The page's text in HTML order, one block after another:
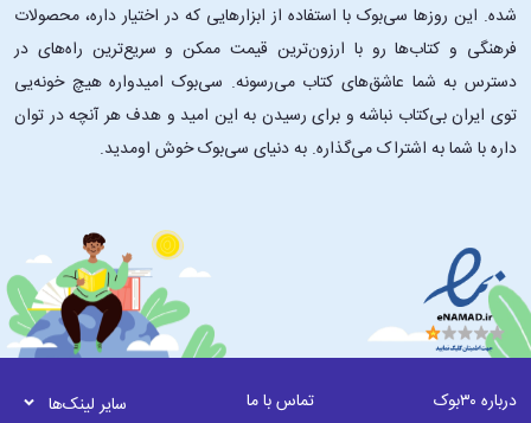
شده. این ‌روزها سی‌بوک با استفاده از ابزارهایی که در اختیار داره، محصولات
فرهنگی و کتاب‌ها رو با ارزون‌ترین قیمت ممکن و سریع‌ترین راه‌های در
دسترس به شما عاشق‌های کتاب می‌رسونه. سی‌بوک امیدواره هیچ خونه‌یی
توی ایران بی‌کتاب نباشه و برای رسیدن به این امید و هدف هر آنچه در توان
داره با شما به اشتراک می‌گذاره. به دنیای سی‌بوک خوش اومدید.
درباره ۳۰بوک تماس با ما سایر لینک‌ها